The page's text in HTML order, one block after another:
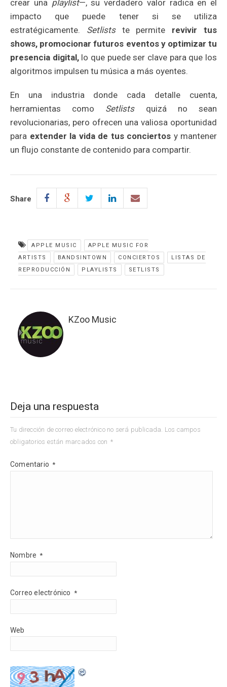
crear una playlist—, su verdadero valor radica en el
impacto que puede tener si se utiliza
estratégicamente. Setlistste permite revivir tus
shows, promocionar futuros eventos y optimizar tu
presencia digital,lo que puede ser clave para que los
algoritmos impulsen tu música a más oyentes.
En una industria donde cada detalle cuenta,
herramientas como Setlists quizá no sean
revolucionarias, pero ofrecen una valiosa oportunidad
para extender la vida de tus conciertos y mantener
un flujo constante de contenido para compartir.
Share
APPLE MUSIC
APPLE MUSIC FOR
ARTISTS
BANDSINTOWN CONCIERTOS
LISTAS DE
REPRODUCCIÓN
PLAYLISTS SETLISTS
KZoo Music
Deja una respuesta
Tu dirección de correo electrónico no será publicada. Los campos
obligatorios están marcados con *
Comentario *
Nombre *
Correo electrónico *
Web